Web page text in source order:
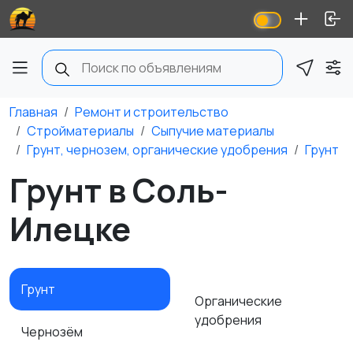
Главная
Ремонт и строительство
Стройматериалы
Сыпучие материалы
Грунт, чернозем, органические удобрения
Грунт
Грунт в Соль-
Илецке
Грунт
Чернозём
Органические
удобрения